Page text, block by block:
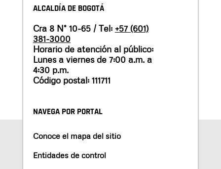
ALCALDÍA DE BOGOTÁ
Cra 8 N° 10-65 / Tel: +57 (601)
381-3000
Horario de atención al público:
Lunes a viernes de 7:00 a.m. a
4:30 p.m.
Código postal: 111711
NAVEGA POR PORTAL
Conoce el mapa del sitio
Entidades de control